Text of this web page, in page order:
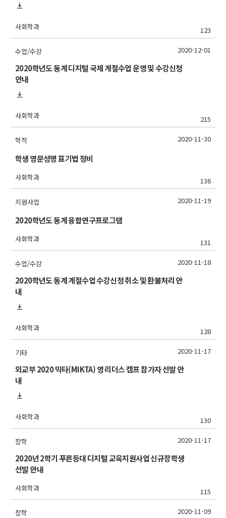
사회학과 123
수업/수강
2020학년도 동계 디지털 국제 계절수업 운영 및 수강신청
안내
사회학과 215
2020-12-01
학적
학생 영문성명 표기법 정비
사회학과 136
2020-11-30
지원사업
2020학년도 동계 융합연구프로그램
사회학과 131
2020-11-19
수업/수강
2020학년도 동계 계절수업 수강신청 취소 및 환불처리 안
내
사회학과 128
2020-11-18
기타
외교부 2020 믹타(MIKTA) 영 리더스 캠프 참가자 선발 안
내
사회학과 130
2020-11-17
장학
2020년 2학기 푸른등대 디지털 교육지원사업 신규장학생
선발 안내
사회학과 115
2020-11-17
장학 2020-11-09